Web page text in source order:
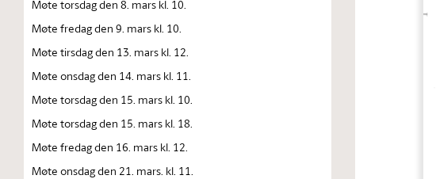
Møte torsdag den 8. mars kl. 10.
Møte fredag den 9. mars kl. 10.
Møte tirsdag den 13. mars kl. 12.
Møte onsdag den 14. mars kl. 11.
Møte torsdag den 15. mars kl. 10.
Møte torsdag den 15. mars kl. 18.
Møte fredag den 16. mars kl. 12.
Møte onsdag den 21. mars. kl. 11.